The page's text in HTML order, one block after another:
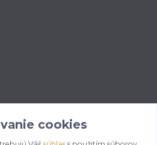
cookies